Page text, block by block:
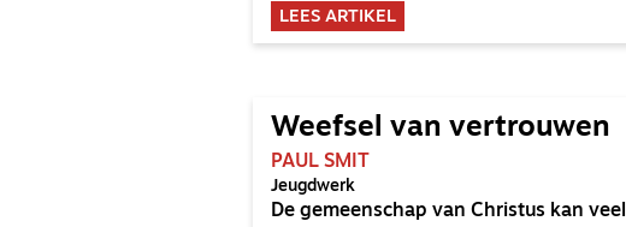
LEES ARTIKEL
Weefsel van vertrouwen
PAUL SMIT
Jeugdwerk
De gemeenschap van Christus kan